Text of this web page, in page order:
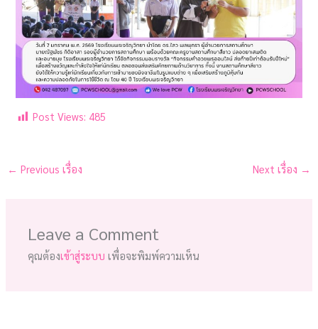
Post Views: 485
← Previous เรื่อง Next เรื่อง →
Leave a Comment
คุณต้องเข้าสู่ระบบ เพื่อจะพิมพ์ความเห็น